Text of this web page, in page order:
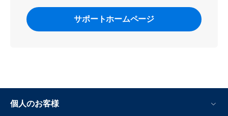
サポートホームページ
個人のお客様